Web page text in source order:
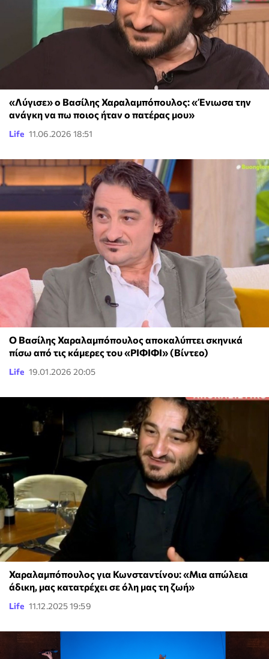
«Λύγισε» ο Βασίλης Χαραλαμπόπουλος: «Ένιωσα την
ανάγκη να πω ποιος ήταν ο πατέρας μου»
Life 11.06.2026 18:51
Ο Βασίλης Χαραλαμπόπουλος αποκαλύπτει σκηνικά
πίσω από τις κάμερες του «ΡΙΦΙΦΙ» (Βίντεο)
Life 19.01.2026 20:05
Χαραλαμπόπουλος για Κωνσταντίνου: «Μια απώλεια
άδικη, μας κατατρέχει σε όλη μας τη ζωή»
Life 11.12.2025 19:59